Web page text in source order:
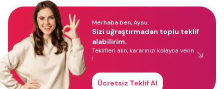
Merhaba ben, Aysu.
Sizi uğraştırmadan toplu teklif
alabilirim.
Teklifleri alın, kararınızı kolayca verin
!
Ücretsiz Teklif Al